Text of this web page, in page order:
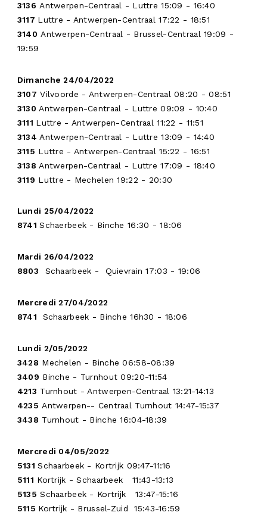
RESIDENCE
FR
3136 Antwerpen-Centraal - Luttre 15:09 - 16:40
3117 Luttre - Antwerpen-Centraal 17:22 - 18:51
3140 Antwerpen-Centraal - Brussel-Centraal 19:09 -
19:59
Dimanche 24/04/2022
3107 Vilvoorde - Antwerpen-Centraal 08:20 - 08:51
3130 Antwerpen-Centraal - Luttre 09:09 - 10:40
3111 Luttre - Antwerpen-Centraal 11:22 - 11:51
3134 Antwerpen-Centraal - Luttre 13:09 - 14:40
3115 Luttre - Antwerpen-Centraal 15:22 - 16:51
3138 Antwerpen-Centraal - Luttre 17:09 - 18:40
3119 Luttre - Mechelen 19:22 - 20:30
Lundi 25/04/2022
8741Schaerbeek - Binche 16:30 - 18:06
Mardi 26/04/2022
8803 Schaarbeek - Quievrain 17:03 - 19:06
Mercredi 27/04/2022
8741
Schaarbeek - Binche 16h30 - 18:06
Lundi 2/05/2022
3428 Mechelen - Binche 06:58-08:39
3409 Binche - Turnhout 09:20-11:54
4213 Turnhout - Antwerpen-Centraal 13:21-14:13
4235 Antwerpen-- Centraal Turnhout 14:47-15:37
3438 Turnhout - Binche 16:04-18:39
Mercredi 04/05/2022
5131Schaarbeek - Kortrijk 09:47-11:16
5111 Kortrijk - Schaarbeek 11:43-13:13
5135 Schaarbeek - Kortrijk 13:47-15:16
5115 Kortrijk - Brussel-Zuid 15:43-16:59